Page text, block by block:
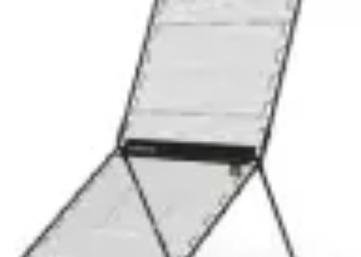
Entraînement et TechniquesTechniques et
Tendances Équipement et Terrain